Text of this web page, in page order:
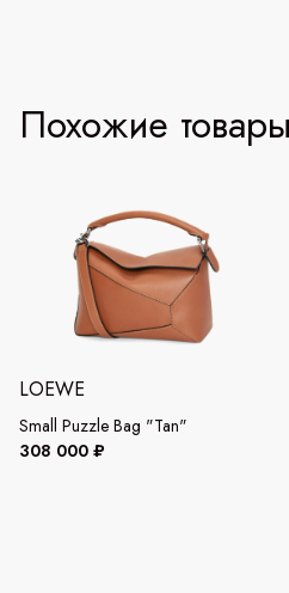
Похожие товары
LOEWE
Small Puzzle Bag "Tan"
308 000 ₽